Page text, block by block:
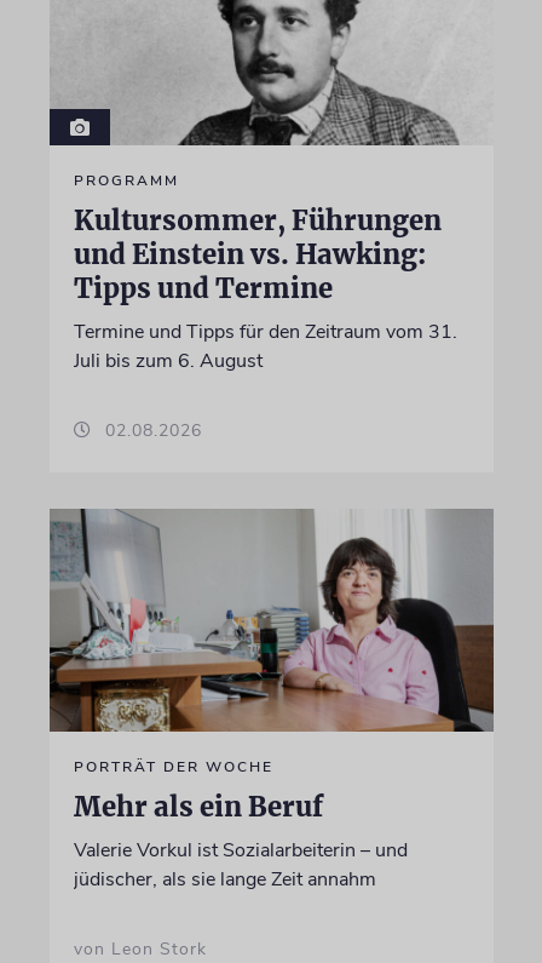
PROGRAMM
Kultursommer, Führungen
und Einstein vs. Hawking:
Tipps und Termine
Termine und Tipps für den Zeitraum vom 31.
Juli bis zum 6. August
02.08.2026
PORTRÄT DER WOCHE
Mehr als ein Beruf
Valerie Vorkul ist Sozialarbeiterin – und
jüdischer, als sie lange Zeit annahm
von Leon Stork